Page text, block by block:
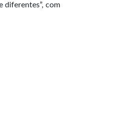
diferentes”, com